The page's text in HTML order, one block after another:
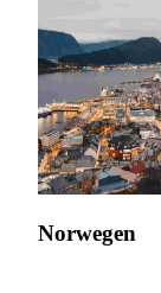
Norwegen